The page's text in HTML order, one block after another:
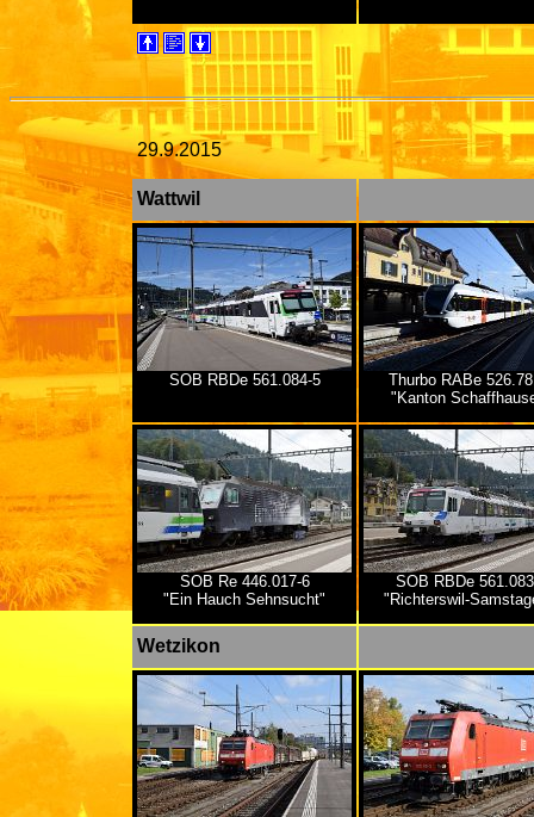
29.9.2015
Wattwil
SOB RBDe 561.084-5
Thurbo RABe
"Kanton
SOB Re 446.017-6
"Ein Hauch Sehnsucht"
SOB RBDe
"Richterswil-
Wetzikon